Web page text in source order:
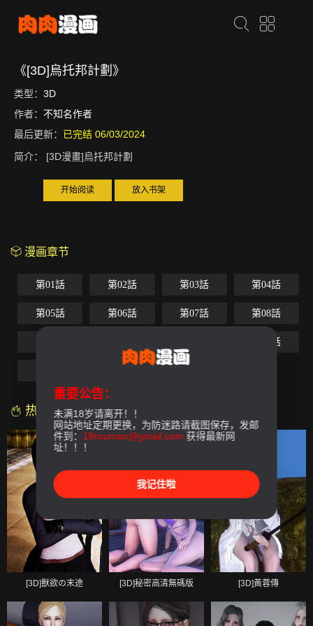
《[3D]烏托邦計劃》
类型： 3D
作者： 不知名作者
最后更新： 已完结 06/03/2024
简介：
[3D漫畫]烏托邦計劃
开始阅读 放入书架
漫画章节
第01話 第02話 第03話 第04話
第05話 第06話 第07話 第08話
第12話
热门漫画
[3D]獸欲の末途 [3D]秘密高清無碼版 [3D]黃蓉傳
重要公告：
未满18岁请离开！！
网站地址定期更换，为防迷路请截图保存，发邮
件到： 18rouman@gmail.com 获得最新网
址！！！
我记住啦